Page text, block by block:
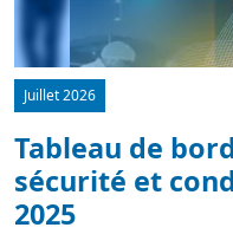
Juillet 2026
Tableau de
sécurité et
2025